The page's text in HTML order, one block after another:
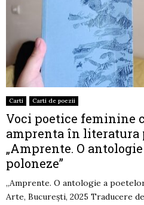
Carti Carti de poezii
Voci poetice feminine
amprenta în literatura
„Amprente. O
poloneze”
„Amprente. O antologie a
Arte, București, 2025 Traducere